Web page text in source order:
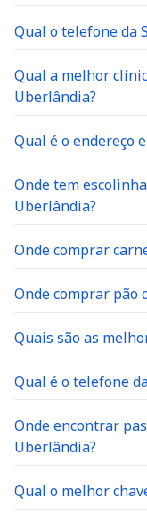
Qual o telefone da
Qual a melhor
Uberlândia?
Qual é o endereço
Onde tem
Uberlândia?
Onde comprar
Onde comprar pão
Quais são as
Qual é o telefone
Onde encontrar
Uberlândia?
Qual o melhor